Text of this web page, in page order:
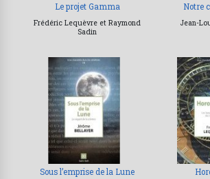
Le projet Gamma
Frédéric Lequèvre et Raymond
Sadin
Notre
Jean-
Sous l’emprise de la Lune